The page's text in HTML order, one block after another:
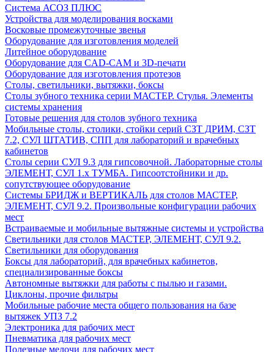
Система АСОЗ ПЛЮС
Устройства для моделирования восками
Восковые промежуточные звенья
Оборудование для изготовления моделей
Литейное оборудование
Оборудование для CAD-CAM и 3D-печати
Оборудование для изготовления протезов
Cтолы, светильники, вытяжки, боксы
Столы зубного техника серии МАСТЕР. Стулья. Элементы
системы хранения
Готовые решения для столов зубного техника
Мобильные столы, столики, стойки серий СЗТ ДРИМ, СЗТ
7.2, СУЛ ШТАТИВ, СПП для лабораторий и врачебных
кабинетов
Столы серии СУЛ 9.3 для гипсовочной. Лабораторные столы
ЭЛЕМЕНТ, СУЛ 1.х ТУМБА. Гипсоотстойники и др.
сопутствующее оборудование
Системы БРИДЖ и ВЕРТИКАЛЬ для столов МАСТЕР,
ЭЛЕМЕНТ, СУЛ 9.2. Произвольные конфигурации рабочих
мест
Встраиваемые и мобильные вытяжные системы и устройства
Светильники для столов МАСТЕР, ЭЛЕМЕНТ, СУЛ 9.2.
Светильники для оборудования
Боксы для лабораторий, для врачебных кабинетов,
специализированные боксы
Автономные вытяжки для работы с пылью и газами.
Циклоны, прочие фильтры
Мобильные рабочие места общего пользования на базе
вытяжек УПЗ 7.2
Электроника для рабочих мест
Пневматика для рабочих мест
Полезные мелочи для рабочих мест